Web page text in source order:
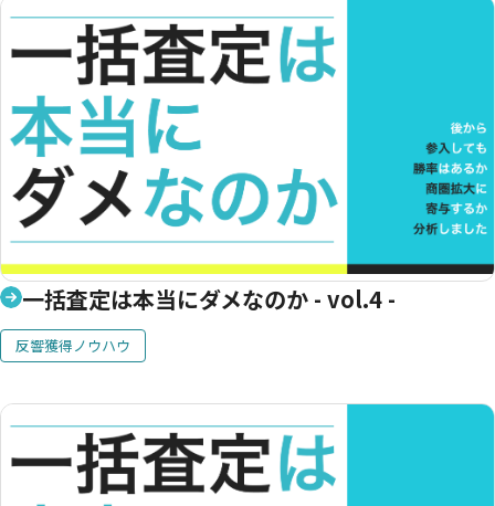
一括査定は本当にダメなのか - vol.4 -
反響獲得ノウハウ